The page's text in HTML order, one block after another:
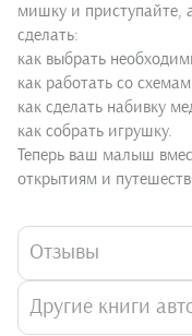
мишку и приступайте,
сделать:
как выбрать
как работать со
как сделать набивку
как собрать игрушку.
Теперь ваш малыш
открытиям и
Отзывы
Другие книги